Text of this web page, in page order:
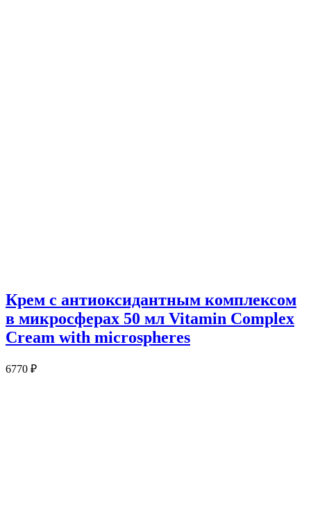
Крем с антиоксидантным комплексом
в микросферах 50 мл Vitamin Complex
Cream with microspheres
6770 ₽